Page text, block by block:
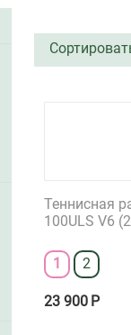
Теннисная
100ULS V6
1 2
23 900 Р